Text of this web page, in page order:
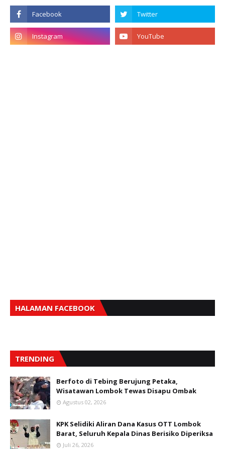
HALAMAN FACEBOOK
TRENDING
Berfoto di Tebing Berujung Petaka,
Wisatawan Lombok Tewas Disapu Ombak
Agustus 02, 2026
KPK Selidiki Aliran Dana Kasus OTT Lombok
Barat, Seluruh Kepala Dinas Berisiko Diperiksa
Juli 26, 2026